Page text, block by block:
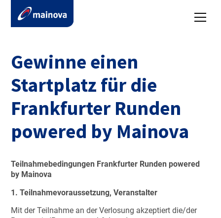
Gewinne einen
Startplatz für die
Frankfurter Runden
powered by Mainova
Teilnahmebedingungen Frankfurter Runden powered
by Mainova
1. Teilnahmevoraussetzung, Veranstalter
Mit der Teilnahme an der Verlosung akzeptiert die/der